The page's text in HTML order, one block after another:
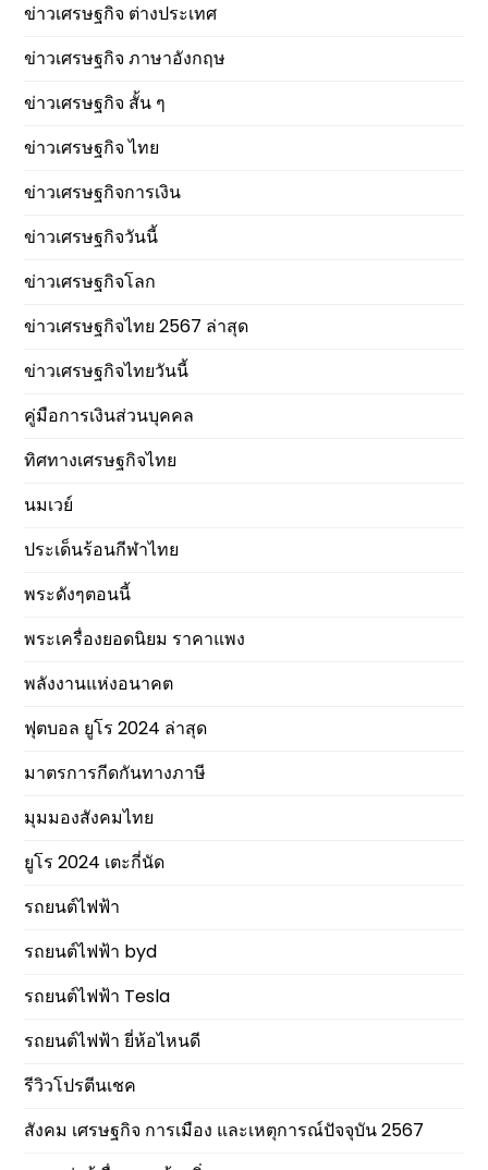
ข่าวเศรษฐกิจ ต่างประเทศ
ข่าวเศรษฐกิจ ภาษาอังกฤษ
ข่าวเศรษฐกิจ สั้น ๆ
ข่าวเศรษฐกิจ ไทย
ข่าวเศรษฐกิจการเงิน
ข่าวเศรษฐกิจวันนี้
ข่าวเศรษฐกิจโลก
ข่าวเศรษฐกิจไทย 2567 ล่าสุด
ข่าวเศรษฐกิจไทยวันนี้
คู่มือการเงินส่วนบุคคล
ทิศทางเศรษฐกิจไทย
นมเวย์
ประเด็นร้อนกีฬาไทย
พระดังๆตอนนี้
พระเครื่องยอดนิยม ราคาแพง
พลังงานแห่งอนาคต
ฟุตบอล ยูโร 2024 ล่าสุด
มาตรการกีดกันทางภาษี
มุมมองสังคมไทย
ยูโร 2024 เตะกี่นัด
รถยนต์ไฟฟ้า
รถยนต์ไฟฟ้า byd
รถยนต์ไฟฟ้า Tesla
รถยนต์ไฟฟ้า ยี่ห้อไหนดี
รีวิวโปรตีนเชค
สังคม เศรษฐกิจ การเมือง และเหตุการณ์ปัจจุบัน 2567